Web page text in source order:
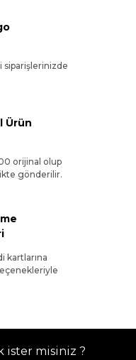
siparişlerinizde
Ürün
orijinal olup
gönderilir.
kartlarına
ister misiniz ?